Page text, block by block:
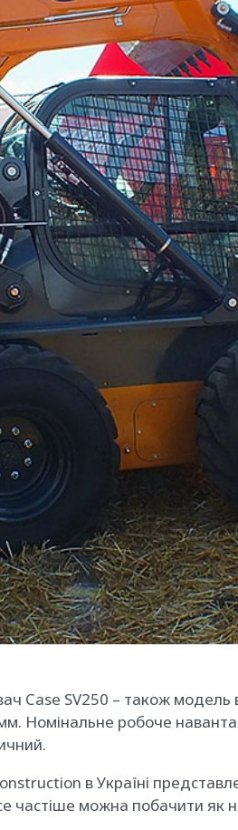
Case SV250 – також модель
Номінальне робоче
в Україні
частіше можна побачити як